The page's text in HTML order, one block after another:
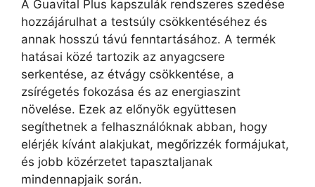
A Guavital Plus kapszulák rendszeres szedése
hozzájárulhat a testsúly csökkentéséhez és
annak hosszú távú fenntartásához. A termék
hatásai közé tartozik az anyagcsere
serkentése, az étvágy csökkentése, a
zsírégetés fokozása és az energiaszint
növelése. Ezek az előnyök együttesen
segíthetnek a felhasználóknak abban, hogy
elérjék kívánt alakjukat, megőrizzék formájukat,
és jobb közérzetet tapasztaljanak
mindennapjaik során.